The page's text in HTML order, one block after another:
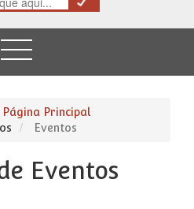
Página Principal
Eventos
Eventos